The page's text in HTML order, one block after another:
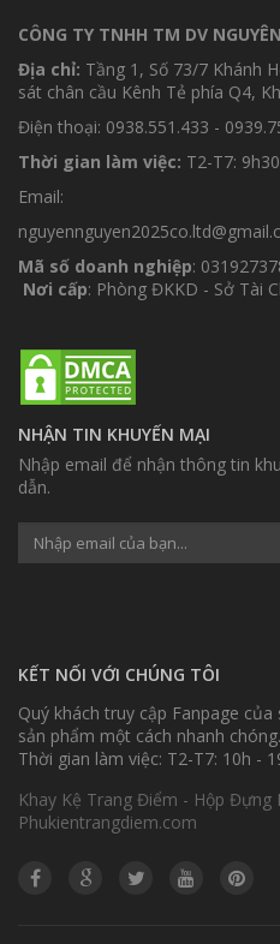
CÔNG TY TNHH TM DV
Địa chỉ: Tầng 1, Số 73/7 Khánh
sát chân cầu Kênh Tẻ phía Q4,
Điện thoại: 0938.551.433 -
Thời gian làm việc: T2-T7:
Email:
Mã số doanh nghiệp:
Nơi cấp: Phòng ĐKKD - Sở Tài
NHẬN TIN KHUYẾN MẠI
Nhập email để nhận thông tin
dẫn.
KẾT NỐI VỚI CHÚNG TÔI
Quý khách truy cập Fanpage
sản phẩm một cách nhanh chóng.
Thời gian làm việc: T2-T7: 10h -
Khay Kệ Trang Điểm - Hộp Đựng
Phukientrangdiem.com